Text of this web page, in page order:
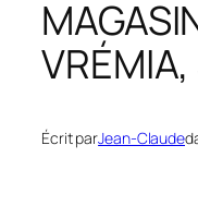
Écrit parJean-Claude